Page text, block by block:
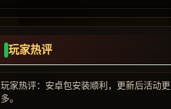
玩家热评
玩家热评：安卓包安装顺利，更新后活动更
多。